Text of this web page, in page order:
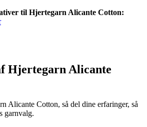
til Hjertegarn Alicante Cotton:
Hjertegarn Alicante
Alicante Cotton, så del dine erfaringer, så
garnvalg.